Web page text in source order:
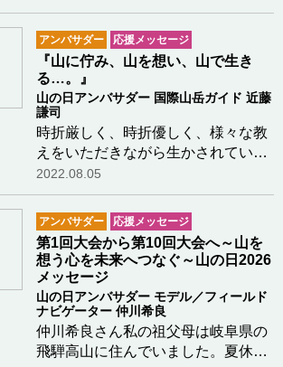
近藤 謙司山の日、盛り上げてくださ
い‼️マッターホルンの山頂から応援
してまーす‼️ZMTのガイド協会は登
山受付を閉鎖し…つづきを読む
アンバサダー 応援メッセージ
『山に佇み、山を想い、山で生き
る…。』
山の日アンバサダー 国際山岳ガイド 近藤
謙司
時折厳しく、時折優しく、様々な教
えをいただきながら生かされていま
す。大きな困難と節目を迎えて…こ
れからどんな人生のエンディングが
奏でられ、人にも伝えていけるの
か。『僕は山にのまれて、少し心ゆ
るしながら、この冷…つづきを読む
2022.08.05
アンバサダー 応援メッセージ
第1回大会から第10回大会へ～山を
想う心を未来へつなぐ～山の日2026
メッセージ
山の日アンバサダー モデル／フィールド
ナビゲーター 仲川希良
仲川希良さん私の祖父母は岐阜県の
飛騨高山に住んでいました。夏休み